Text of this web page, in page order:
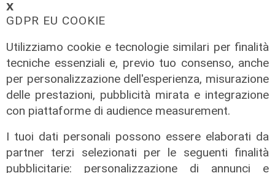
𝗫
GDPR EU COOKIE
Utilizziamo cookie e tecnologie similari per finalità
tecniche essenziali e, previo tuo consenso, anche
per personalizzazione dell'esperienza, misurazione
delle prestazioni, pubblicità mirata e integrazione
con piattaforme di audience measurement.
I tuoi dati personali possono essere elaborati da
partner terzi selezionati per le seguenti finalità
pubblicitarie: personalizzazione di annunci e
Youtube e suFacebook
Tags:
Petruzzelli regione vita arte
musica
teatro
Condividi: